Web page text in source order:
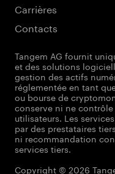
Carrières
Contacts
Tangem AG fournit
et des solutions
gestion des actifs
réglementée en tant
ou bourse de
conserve ni ne
utilisateurs. Les
par des prestataires
ni recommandation
services tiers.